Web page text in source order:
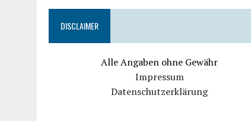
DISCLAIMER
Alle Angaben ohne Gewähr
Impressum
Datenschutzerklärung